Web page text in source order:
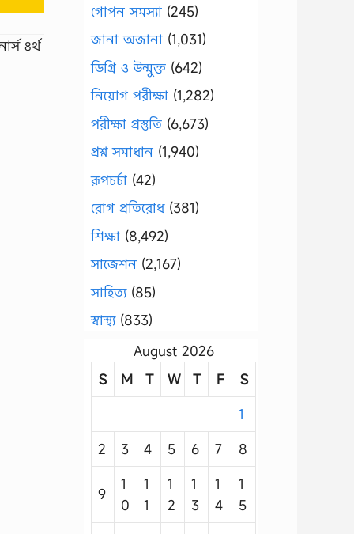
৪র্থ
গোপন সমস্যা (245)
জানা অজানা (1,031)
ডিগ্রি ও উন্মুক্ত (642)
নিয়োগ পরীক্ষা (1,282)
পরীক্ষা প্রস্তুতি (6,673)
প্রশ্ন সমাধান (1,940)
রূপচর্চা (42)
রোগ প্রতিরোধ(381)
শিক্ষা (8,492)
সাজেশন (2,167)
সাহিত্য(85)
স্বাস্থ্য(833)
August 2026
S
M T W T F
S
1
2
3 4 5 6 7 8
9
1
0
1
1
1
2
1
3
1
4
1
5